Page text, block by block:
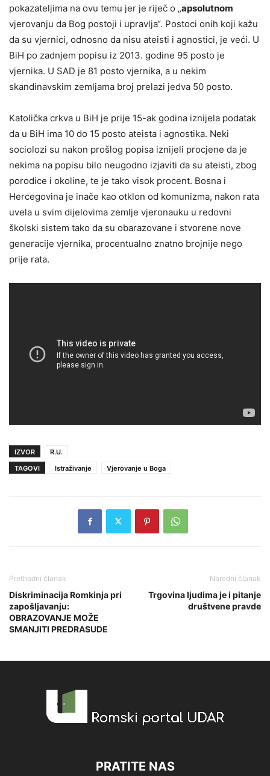
pokazateljima na ovu temu jer je riječ o „apsolutnom
vjerovanju da Bog postoji i upravlja“. Postoci onih koji kažu
da su vjernici, odnosno da nisu ateisti i agnostici, je veći. U
BiH po zadnjem popisu iz 2013. godine 95 posto je
vjernika. U SAD je 81 posto vjernika, a u nekim
skandinavskim zemljama broj prelazi jedva 50 posto.
Katolička crkva u BiH je prije 15-ak godina iznijela podatak
da u BiH ima 10 do 15 posto ateista i agnostika. Neki
sociolozi su nakon prošlog popisa iznijeli procjene da je
nekima na popisu bilo neugodno izjaviti da su ateisti, zbog
porodice i okoline, te je tako visok procent. Bosna i
Hercegovina je inače kao otklon od komunizma, nakon rata
uvela u svim dijelovima zemlje vjeronauku u redovni
školski sistem tako da su obarazovane i stvorene nove
generacije vjernika, procentualno znatno brojnije nego
prije rata.
IZVOR
R.U.
TAGOVI
Istraživanje Vjerovanje u Boga
Prethodni članak
Diskriminacija Romkinja pri
zapošljavanju:
OBRAZOVANJE MOŽE
SMANJITI PREDRASUDE
Naredni članak
Trgovina ljudima je i pitanje
društvene pravde
PRATITE NAS